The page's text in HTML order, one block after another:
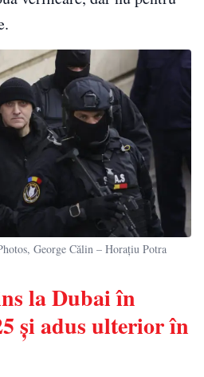
George Călin – Horațiu Potra
la Dubai în
și adus ulterior în